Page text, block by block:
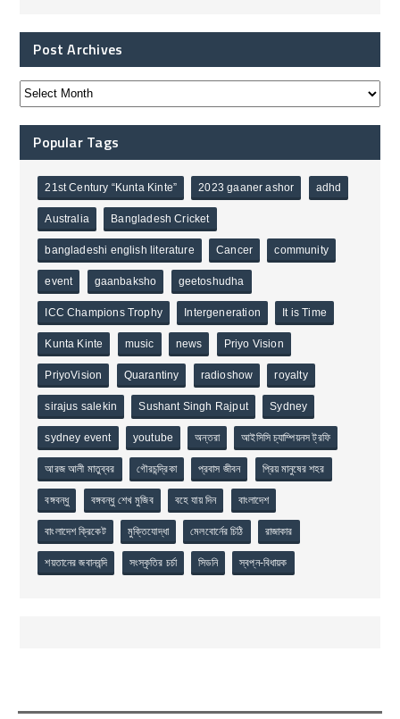
Post Archives
Popular Tags
21st Century “Kunta Kinte” 2023 gaaner ashor adhd
Australia Bangladesh Cricket
bangladeshi english literature Cancer community
event gaanbaksho geetoshudha
ICC Champions Trophy Intergeneration It is Time
Kunta Kinte music news Priyo Vision
PriyoVision Quarantiny radioshow royalty
sirajus salekin Sushant Singh Rajput Sydney
sydney event youtube অন্তরা আইসিসি চ্যাম্পিয়নস ট্রফি
আরজ আলী মাতুব্বর গৌরচন্দ্রিকা প্রবাস জীবন প্রিয় মানুষের শহর
বঙ্গবন্ধু বঙ্গবন্ধু শেখ মুজিব বহে যায় দিন বাংলাদেশ
বাংলাদেশ ক্রিকেট মুক্তিযোদ্ধা মেলবোর্নের চিঠি রাজাকার
শয়তানের জবানবন্দি সংস্কৃতির চর্চা সিডনি স্বপ্ন-বিধায়ক